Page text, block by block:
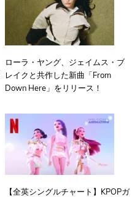
ローラ・ヤング、ジェイムス・ブ
レイクと共作した新曲「From
Down Here」をリリース！
【全英シングルチャート】KPOPガ